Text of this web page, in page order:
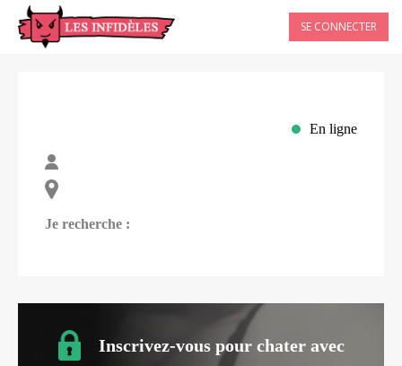
SE CONNECTER
En ligne
Je recherche :
Inscrivez-vous pour chater avec